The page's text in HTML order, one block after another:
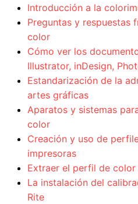
Introducción a la
Preguntas y respuestas
color
Cómo ver los
Illustrator, inDesign,
Estandarización de la
artes gráficas
Aparatos y sistemas
color
Creación y uso de
impresoras
Extraer el perfil de color
La instalación del
Rite